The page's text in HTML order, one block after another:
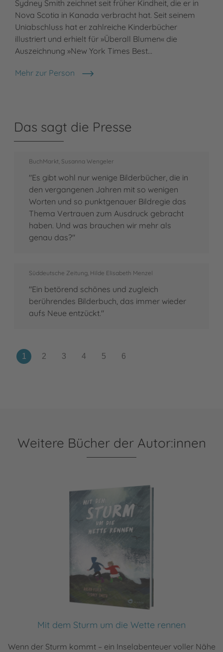
Sydney Smith zeichnet seit früher Kindheit, die er in
Nova Scotia in Kanada verbracht hat. Seit seinem
Uniabschluss hat er zahlreiche Kinderbücher
illustriert und erhielt für »Überall Blumen« die
Auszeichnung »New York Times Best…
Mehr zur Person
Sydney Smith
Das sagt die Presse
BuchMarkt, Susanna Wengeler
"Es gibt wohl nur wenige Bilderbücher, die in
den vergangenen Jahren mit so wenigen
Worten und so punktgenauer Bildregie das
Thema Vertrauen zum Ausdruck gebracht
haben. Und was brauchen wir mehr als
genau das?"
Süddeutsche Zeitung, Hilde Elisabeth Menzel
"Ein betörend schönes und zugleich
berührendes Bilderbuch, das immer wieder
aufs Neue entzückt."
Weitere Bücher der Autor:innen
Mit dem Sturm um die Wette rennen
Wenn der Sturm kommt – ein Inselabenteuer voller Nähe